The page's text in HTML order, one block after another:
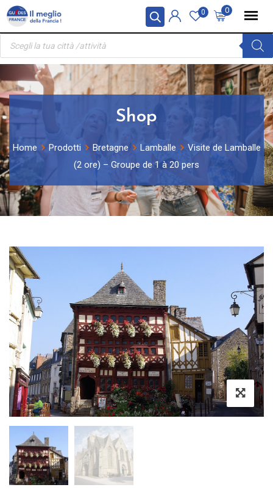
Pannello di gestione dei cookies
Skip
content
0
0
Ricerca
prodotti
Shop
Home Prodotti Bretagne Lamballe
Visite de Lamballe
(2 ore) – Groupe de 1 à 20 pers